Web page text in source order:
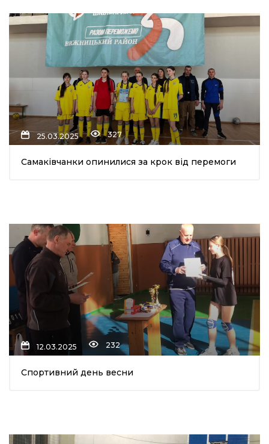
25.03.2025 327
Самаківчанки опинилися за крок від перемоги
12.03.2025 232
Спортивний день весни